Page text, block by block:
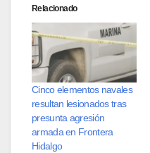
Relacionado
Cinco elementos navales
resultan lesionados tras
presunta agresión
armada en Frontera
Hidalgo